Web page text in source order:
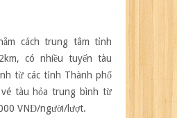
cách trung tâm tỉnh
có nhiều tuyến tàu
từ các tỉnh Thành phố
vé tàu hỏa trung bình từ
VNĐ/người/lượt.